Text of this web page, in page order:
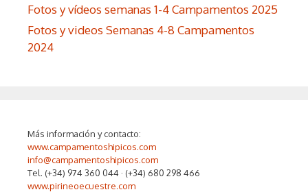
Fotos y vídeos semanas 1-4 Campamentos 2025
Fotos y videos Semanas 4-8 Campamentos
2024
Más información y contacto:
www.campamentoshipicos.com
info@campamentoshipicos.com
Tel. (+34) 974 360 044 · (+34) 680 298 466
www.pirineoecuestre.com